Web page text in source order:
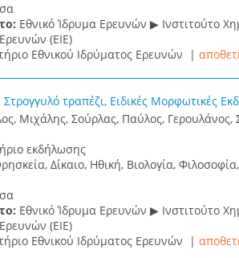
Εθνικό Ίδρυμα Ερευνών ▶ Ινστιτούτο
(ΕΙΕ)
Εθνικού Ιδρύματος Ερευνών |
τραπέζι, Ειδικές Μορφωτικές
Μιχάλης, Σούρλας, Παύλος,
εκδήλωσης
Δίκαιο, Ηθική, Βιολογία,
Εθνικό Ίδρυμα Ερευνών ▶ Ινστιτούτο
(ΕΙΕ)
Εθνικού Ιδρύματος Ερευνών |